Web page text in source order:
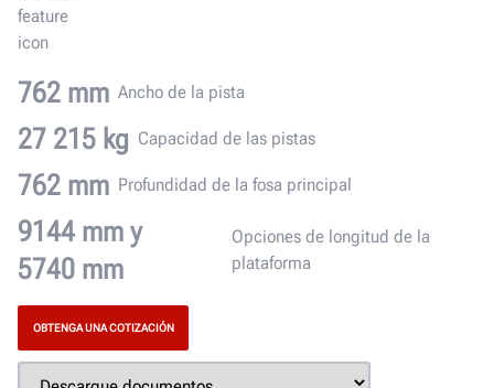
762 mm Ancho de la pista
27 215 kg Capacidad de las pistas
762 mm Profundidad de la fosa principal
9144 mm y
5740 mm
Opciones de longitud de la
plataforma
OBTENGA UNA COTIZACIÓN